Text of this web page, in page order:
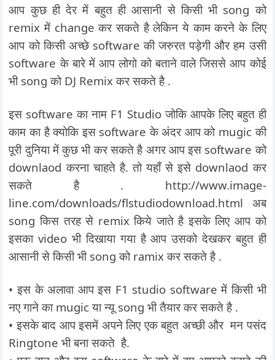
आप कुछ ही देर में बहुत ही आसानी से किसी भी song को
remix में change कर सकते है लेकिन ये काम करने के लिए
आप को किसी अच्छे software की जरुरत पड़ेगी और हम उसी
software के बारे में आप लोगो को बताने वाले जिससे आप कोई
भी song को DJ Remix कर सकते है .
इस software का नाम F1 Studio जोकि आपके लिए बहुत ही
काम का है क्योकि इस software के अंदर आप को mugic की
पूरी दुनिया में कुछ भी कर सकते है अगर आप इस software को
downlaod करना चाहते है. तो यहाँ से इसे downlaod कर
सकते है . http://www.image-
line.com/downloads/flstudiodownload.html अब
song किस तरह से remix किये जाते है इसके लिए आप को
इसका video भी दिखाया गया है आप उसको देखकर बहुत ही
आसानी से किसी भी song को ramix कर सकते है .
• इस के अलावा आप इस F1 studio software में किसी भी
नए गाने का mugic या न्यू song भी तैयार कर सकते है .
• इसके बाद आप इसमें अपने लिए एक बहुत अच्छी और मन पसंद
Ringtone भी बना सकते है.